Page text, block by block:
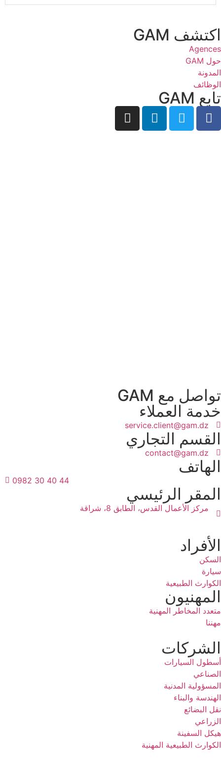
اكتشف GAM
Agences
حول GAM
المدونة
الوظائف
تابع GAM
تواصل مع GAM
خدمة العملاء
service.client@gam.dz
القسم التجاري
contact@gam.dz
الهاتف
0982 30 40 44
المقر الرئيسي
مركز الأعمال القدس، الطابق 8، شراقة
الأفراد
السكن
سيارة
الكوارث الطبيعية
المهنيون
متعدد المخاطر المهنية
مهننا
الشركات
أسطول السيارات
الصناعي
المسؤولية المدنية
الهندسة والبناء
نقل البضائع
الزراعي
هيكل السفينة
الكوارث الطبيعية المهنية